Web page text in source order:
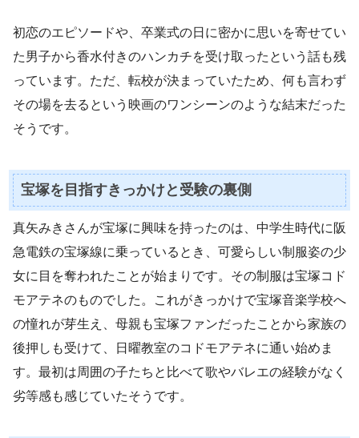
初恋のエピソードや、卒業式の日に密かに思いを寄せてい
た男子から香水付きのハンカチを受け取ったという話も残
っています。ただ、転校が決まっていたため、何も言わず
その場を去るという映画のワンシーンのような結末だった
そうです。
宝塚を目指すきっかけと受験の裏側
真矢みきさんが宝塚に興味を持ったのは、中学生時代に阪
急電鉄の宝塚線に乗っているとき、可愛らしい制服姿の少
女に目を奪われたことが始まりです。その制服は宝塚コド
モアテネのものでした。これがきっかけで宝塚音楽学校へ
の憧れが芽生え、母親も宝塚ファンだったことから家族の
後押しも受けて、日曜教室のコドモアテネに通い始めま
す。最初は周囲の子たちと比べて歌やバレエの経験がなく
劣等感も感じていたそうです。